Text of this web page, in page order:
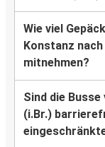
Wie viel
Konstanz
mitnehmen?
Sind die
(i.Br.)